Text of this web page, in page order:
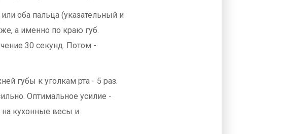
оба пальца (указательный и
а именно по краю губ.
30 секунд. Потом -
губы к уголкам рта - 5 раз.
Оптимальное усилие -
кухонные весы и